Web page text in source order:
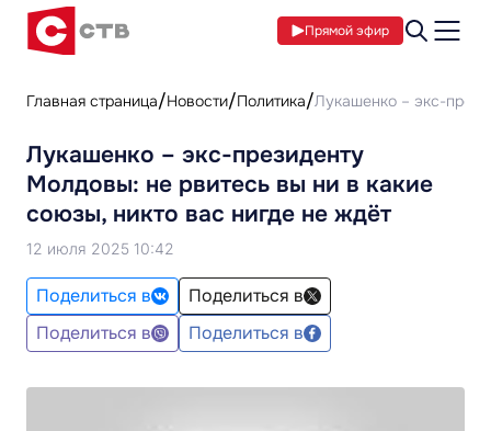
Прямой эфир
Главная страница Новости Политика Лукашенко – экс-
Лукашенко – экс-президенту
Молдовы: не рвитесь вы ни в какие
союзы, никто вас нигде не ждёт
12 июля 2025 10:42
Поделиться в
Поделиться в
Поделиться в
Поделиться в